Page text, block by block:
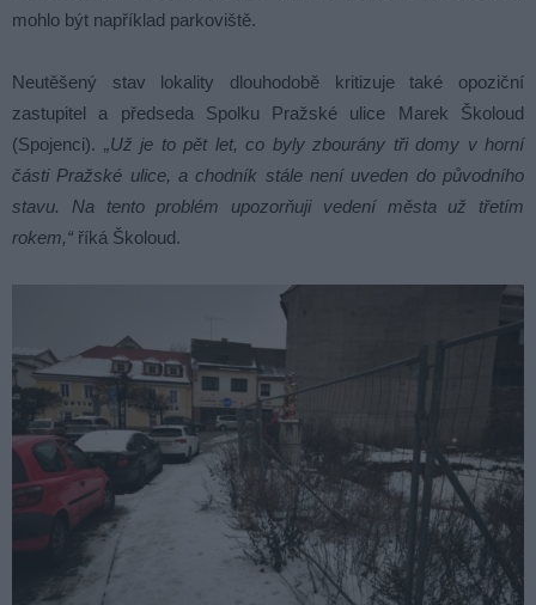
mohlo být například parkoviště.
Neutěšený stav lokality dlouhodobě kritizuje také opoziční
zastupitel a předseda Spolku Pražské ulice Marek Školoud
(Spojenci). „Už je to pět let, co byly zbourány tři domy v horní
části Pražské ulice, a chodník stále není uveden do původního
stavu. Na tento problém upozorňuji vedení města už třetím
rokem,“ říká Školoud.